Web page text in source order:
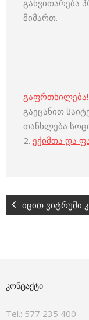
განვითარება
მიმართ.
გაფრთხილება!
გაეცანით
თანხლება
2. ექიმთა და
იცით ვიტრუმი
ᲙᲝᲜᲢᲐᲥᲢᲘ
Tel.: 577 235 400